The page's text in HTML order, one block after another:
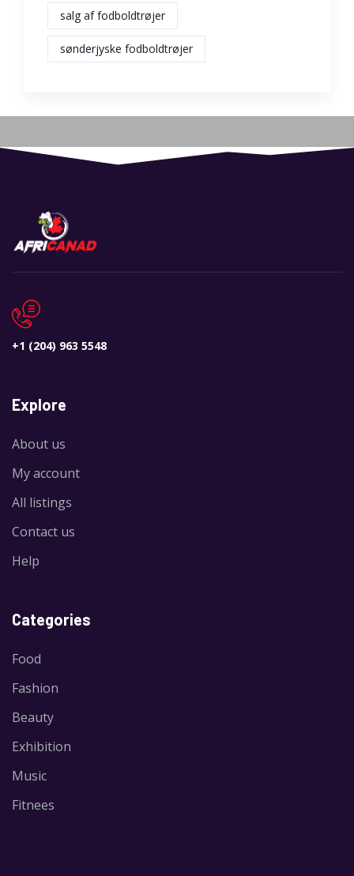
salg af fodboldtrøjer
sønderjyske fodboldtrøjer
+1 (204) 963 5548
Explore
About us
My account
All listings
Contact us
Help
Categories
Food
Fashion
Beauty
Exhibition
Music
Fitnees